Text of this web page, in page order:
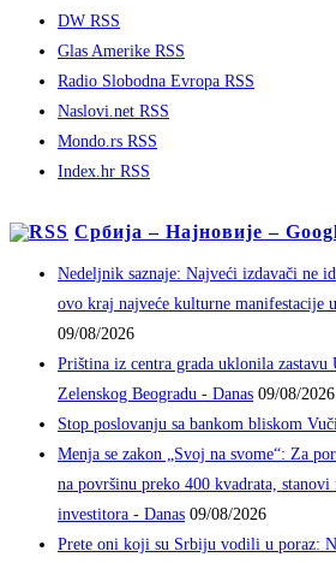
DW RSS
Glas Amerike RSS
Radio Slobodna Evropa RSS
Naslovi.net RSS
Mondo.rs RSS
Index.hr RSS
Србија – Најновије –
Nedeljnik saznaje: Najveći izdavači ne
ovo kraj najveće kulturne manifestacije
09/08/2026
Priština iz centra grada uklonila zastavu
Zelenskog Beogradu - Danas 09/08/2026
Stop poslovanju sa bankom bliskom
Menja se zakon „Svoj na svome“: Za
na površinu preko 400 kvadrata,
investitora - Danas 09/08/2026
Prete oni koji su Srbiju vodili u poraz: